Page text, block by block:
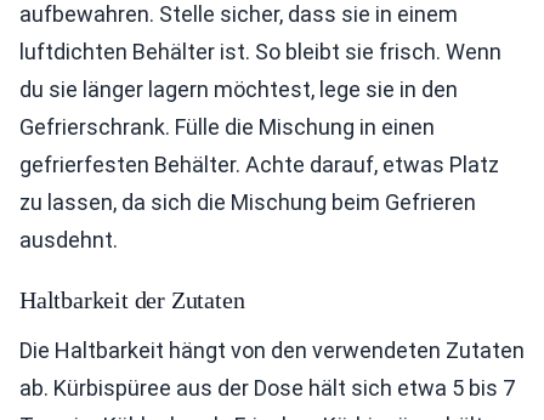
aufbewahren. Stelle sicher, dass sie in einem
luftdichten Behälter ist. So bleibt sie frisch. Wenn
du sie länger lagern möchtest, lege sie in den
Gefrierschrank. Fülle die Mischung in einen
gefrierfesten Behälter. Achte darauf, etwas Platz
zu lassen, da sich die Mischung beim Gefrieren
ausdehnt.
Haltbarkeit der Zutaten
Die Haltbarkeit hängt von den verwendeten Zutaten
ab. Kürbispüree aus der Dose hält sich etwa 5 bis 7